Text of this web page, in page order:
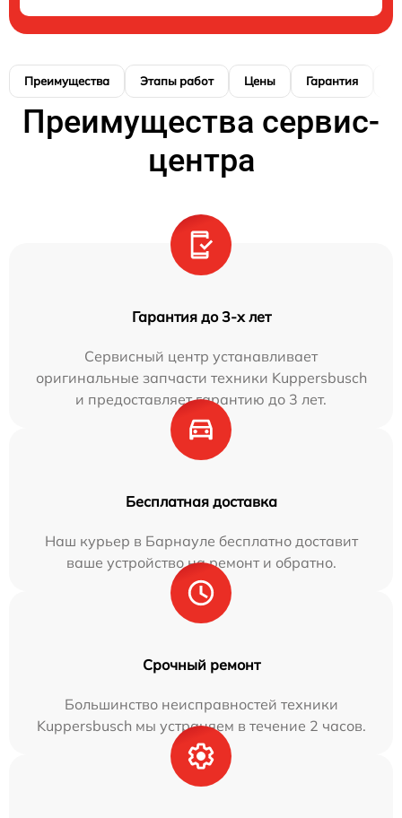
Преимущества Этапы работ Цены Гарантия
Преимущества сервис-
центра
Гарантия до 3-х лет
Сервисный центр устанавливает
оригинальные запчасти техники Kuppersbusch
и предоставляет гарантию до 3 лет.
Бесплатная доставка
Наш курьер в Барнауле бесплатно доставит
ваше устройство на ремонт и обратно.
Срочный ремонт
Большинство неисправностей техники
Kuppersbusch мы устраняем в течение 2 часов.